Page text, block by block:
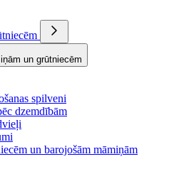
un grūtniecēm
spilveni
dzemdībām
un barojošām māmiņām